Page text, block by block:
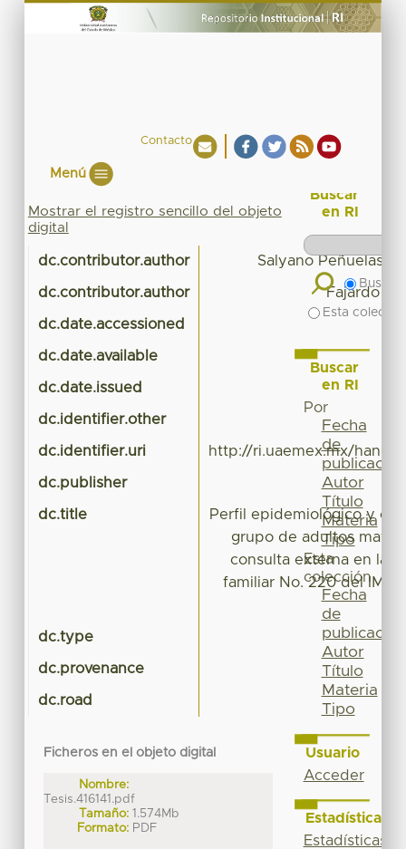
Contacto
Menú
Mostrar el registro sencillo del objeto
digital
dc.contributor.author Salyano Peñuelas,
dc.contributor.author Fajardo
dc.date.accessioned
dc.date.available
dc.date.issued
dc.identifier.other
dc.identifier.uri http://ri.uaemex.mx/
dc.publisher
dc.title
Perfil epidemiológico y
grupo de adultos
consulta externa en la
familiar No. 220 del
dc.type
dc.provenance
dc.road
Ficheros en el objeto digital
Nombre:
Tesis.416141.pdf
Tamaño: 1.574Mb
Formato: PDF
Buscar
en RI
Buscar
Esta
Buscar
en RI
Por
Fecha
de
publicación
Autor
Título
Materia
Tipo
Esta
colección
Fecha
de
publicación
Autor
Título
Materia
Tipo
Usuario
Acceder
Estadísticas
Estadísticas